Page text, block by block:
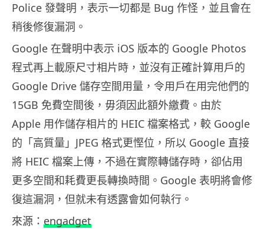
Police 發聲明，表示一切都是 Bug 作怪，並且會在
稍後修復漏洞。
Google 在聲明中表示 iOS 版本的 Google Photos
程式再上載原尺寸相片時，並沒有正確計算用戶的
Google Drive 儲存空間用量，令用戶在用完他們的
15GB 免費空間後，毋須因此額外繳費。由於
Apple 用作儲存相片的 HEIC 檔案格式，較 Google
的「高質量」JPEG 格式更慳位，所以 Google 直接
將 HEIC 檔案上傳，不過在實際轉儲存時，卻佔用
更多空間和耗費更長轉換時間。Google 表明將會修
復這漏洞，但就未有透露會如何執行。
來源： engadget